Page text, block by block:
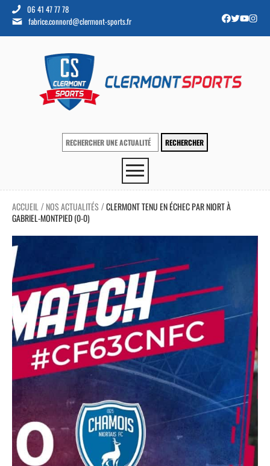
06 41 47 77 78
fabrice.connord@clermont-sports.fr
ACCUEIL / NOS ACTUALITÉS /CLERMONT TENU EN ÉCHEC PAR NIORT À
GABRIEL-MONTPIED (0-0)